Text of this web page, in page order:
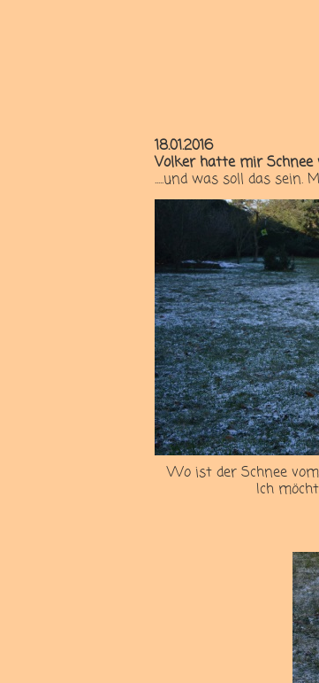
18.01.2016
Volker hatte mir Schnee
.....und was soll das
Wo ist der Schnee
Ich